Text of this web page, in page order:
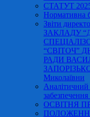
СТАТУТ
Нормативна
Звіти
ЗАКЛАДУ
“СВІТОЧ”
РАДИ
Миколаївни
Аналітичний
ОСВІТНЯ